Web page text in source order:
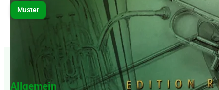
Muster
Allgemein